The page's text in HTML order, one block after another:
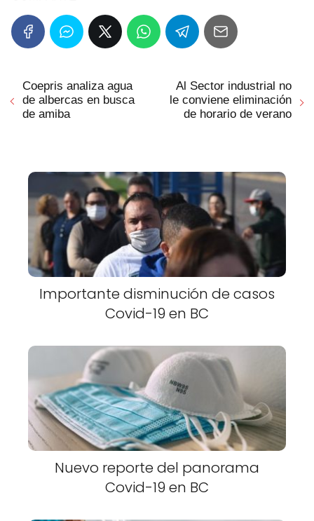
Coepris analiza agua
de albercas en busca
de amiba
Al Sector industrial no
le conviene eliminación
de horario de verano
Importante disminución de casos
Covid-19 en BC
Nuevo reporte del panorama
Covid-19 en BC